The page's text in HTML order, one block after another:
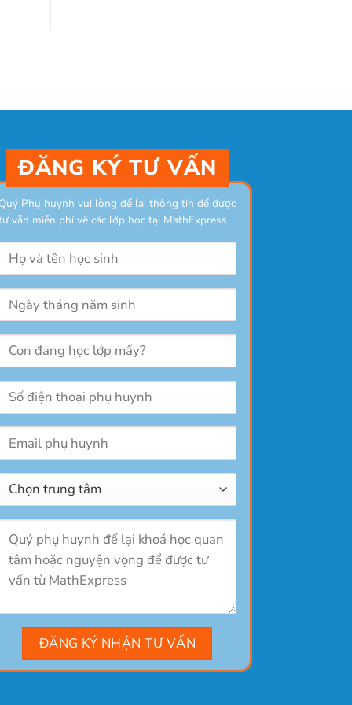
ĐĂNG KÝ TƯ VẤN
Phụ huynh vui lòng để lại thông tin để được
vẫn miễn phí về các lớp học tại MathExpress